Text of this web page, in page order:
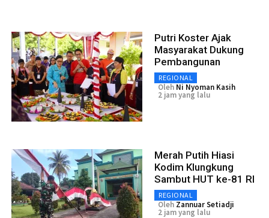
Putri Koster Ajak
Masyarakat Dukung
Pembangunan
REGIONAL
Oleh Ni Nyoman Kasih
2 jam yang lalu
Merah Putih Hiasi
Kodim Klungkung
Sambut HUT ke-81 RI
REGIONAL
Oleh Zannuar Setiadji
2 jam yang lalu